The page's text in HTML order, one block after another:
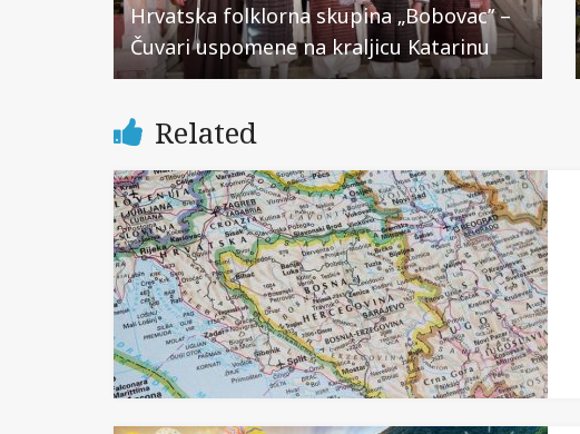
Hrvatska folklorna skupina „Bobovac” –
Čuvari uspomene na kraljicu Katarinu
Related